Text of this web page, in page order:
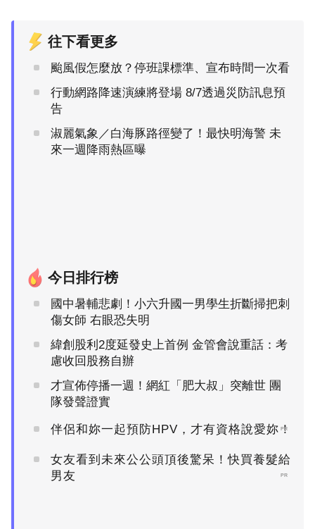
往下看更多
颱風假怎麼放？停班課標準、宣布時間一次看
行動網路降速演練將登場 8/7透過災防訊息預
告
淑麗氣象／白海豚路徑變了！最快明海警 未
來一週降雨熱區曝
今日排行榜
國中暑輔悲劇！小六升國一男學生折斷掃把刺
傷女師 右眼恐失明
緯創股利2度延發史上首例 金管會說重話：考
慮收回股務自辦
才宣佈停播一週！網紅「肥大叔」突離世 團
隊發聲證實
伴侶和妳一起預防HPV，才有資格說愛妳！
PR
女友看到未來公公頭頂後驚呆！快買養髮給
男友
PR